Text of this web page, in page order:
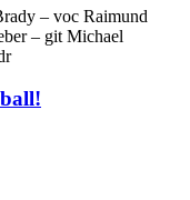
– voc Raimund
– git Michael
dr